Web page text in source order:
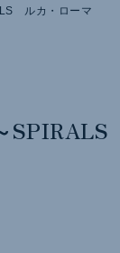
ルカ・ローマ